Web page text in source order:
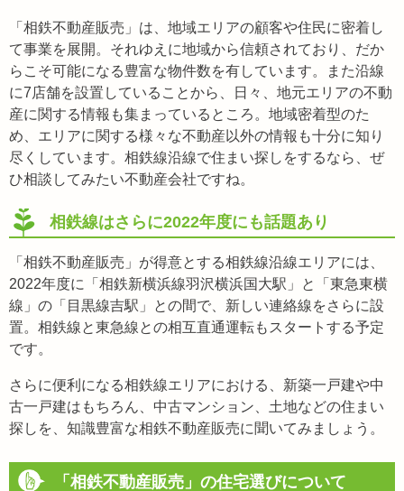
「相鉄不動産販売」は、地域エリアの顧客や住民に密着し
て事業を展開。それゆえに地域から信頼されており、だか
らこそ可能になる豊富な物件数を有しています。また沿線
に7店舗を設置していることから、日々、地元エリアの不動
産に関する情報も集まっているところ。地域密着型のた
め、エリアに関する様々な不動産以外の情報も十分に知り
尽くしています。相鉄線沿線で住まい探しをするなら、ぜ
ひ相談してみたい不動産会社ですね。
相鉄線はさらに2022年度にも話題あり
「相鉄不動産販売」が得意とする相鉄線沿線エリアには、
2022年度に「相鉄新横浜線羽沢横浜国大駅」と「東急東横
線」の「目黒線吉駅」との間で、新しい連絡線をさらに設
置。相鉄線と東急線との相互直通運転もスタートする予定
です。
さらに便利になる相鉄線エリアにおける、新築一戸建や中
古一戸建はもちろん、中古マンション、土地などの住まい
探しを、知識豊富な相鉄不動産販売に聞いてみましょう。
「相鉄不動産販売」の住宅選びについて